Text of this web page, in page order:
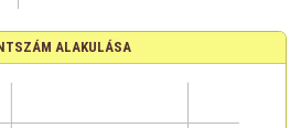
ALAKULÁSA